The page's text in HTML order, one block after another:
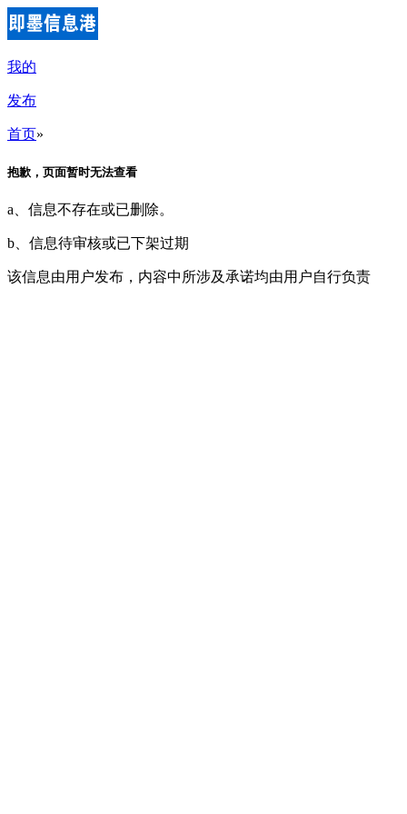
我的
发布
首页»
抱歉，页面暂时无法查看
a、信息不存在或已删除。
b、信息待审核或已下架过期
该信息由用户发布，内容中所涉及承诺均由用户自行负责